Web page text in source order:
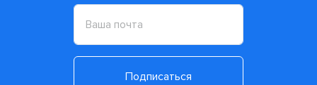
Подписаться